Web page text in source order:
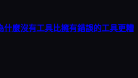
什麼沒有工具比擁有錯誤的工具更糟